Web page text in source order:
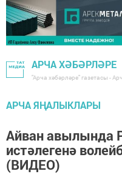
АРЧА ХӘБӘРЛӘРЕ
"Арча хәбәрләре" газетасы -
АРЧА ЯҢАЛЫКЛАРЫ
Айван авылында
истәлегенә
(ВИДЕО)